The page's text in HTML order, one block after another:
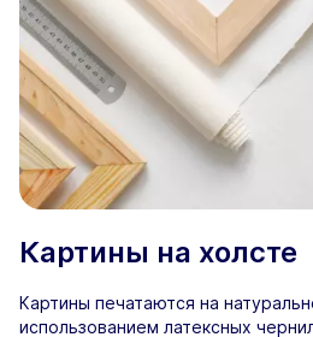
Картины на холсте
Картины печатаются на
использованием латексных